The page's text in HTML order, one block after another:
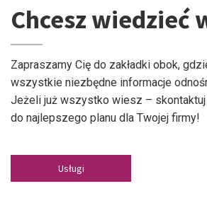
Chcesz wiedzieć
Zapraszamy Cię do zakładki obok,
wszystkie niezbędne informacje
Jeżeli już wszystko wiesz – skontaktuj
do najlepszego planu dla Twojej firmy!
Usługi